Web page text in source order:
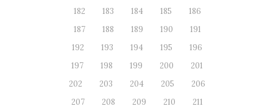
182
183 184 185
186
187
188 189 190
191
192
193 194 195
196
197
198 199 200
201
202
203 204 205
206
207
208 209 210
211